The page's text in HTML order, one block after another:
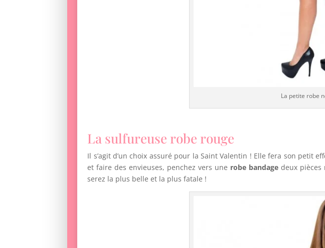
La petite robe
La sulfureuse robe rouge
Il s’agit d’un choix assuré pour la Saint Valentin ! Elle fera son petit
et faire des envieuses, penchez vers une robe bandage deux pièces
serez la plus belle et la plus fatale !